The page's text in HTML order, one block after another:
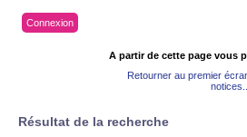
Connexion
A partir de cette page vous
Retourner au premier
notices...
Résultat de la recherche